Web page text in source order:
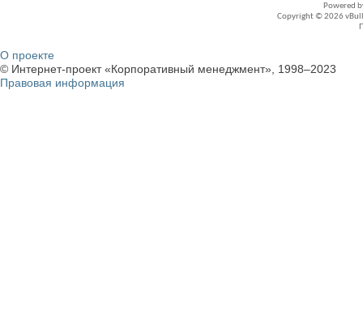
Powered
Copyright © 2026
О проекте
© Интернет-проект «Корпоративный менеджмент», 1998–2023
Правовая информация